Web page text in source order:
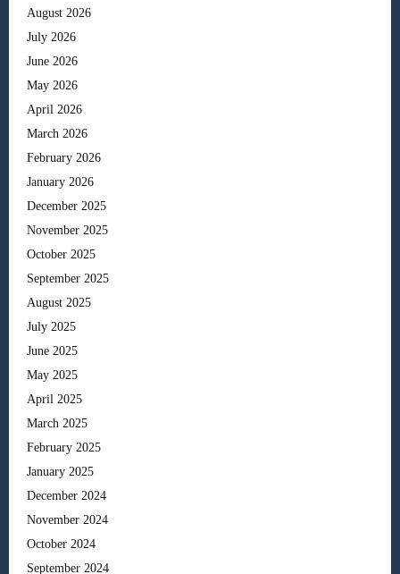
August 2026
July 2026
June 2026
May 2026
April 2026
March 2026
February 2026
January 2026
December 2025
November 2025
October 2025
September 2025
August 2025
July 2025
June 2025
May 2025
April 2025
March 2025
February 2025
January 2025
December 2024
November 2024
October 2024
September 2024